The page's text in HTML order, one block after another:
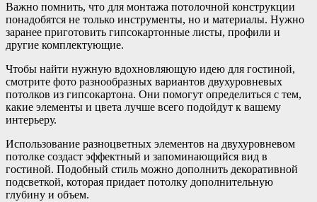
Важно помнить, что для монтажа потолочной конструкции
понадобятся не только инструменты, но и материалы. Нужно
заранее приготовить гипсокартонные листы, профили и
другие комплектующие.
Чтобы найти нужную вдохновляющую идею для гостиной,
смотрите фото разнообразных вариантов двухуровневых
потолков из гипсокартона. Они помогут определиться с тем,
какие элементы и цвета лучше всего подойдут к вашему
интерьеру.
Использование разноцветных элементов на двухуровневом
потолке создаст эффектный и запоминающийся вид в
гостиной. Подобный стиль можно дополнить декоративной
подсветкой, которая придает потолку дополнительную
глубину и объем.